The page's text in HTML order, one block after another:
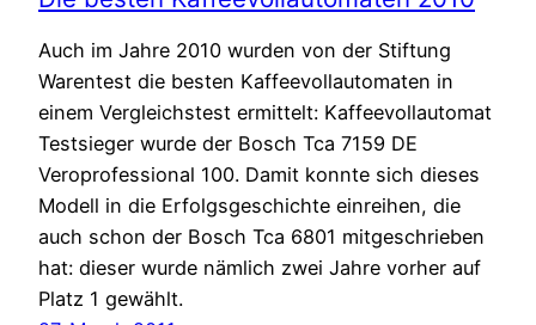
Auch im Jahre 2010 wurden von der Stiftung
Warentest die besten Kaffeevollautomaten in
einem Vergleichstest ermittelt: Kaffeevollautomat
Testsieger wurde der Bosch Tca 7159 DE
Veroprofessional 100. Damit konnte sich dieses
Modell in die Erfolgsgeschichte einreihen, die
auch schon der Bosch Tca 6801 mitgeschrieben
hat: dieser wurde nämlich zwei Jahre vorher auf
Platz 1 gewählt.